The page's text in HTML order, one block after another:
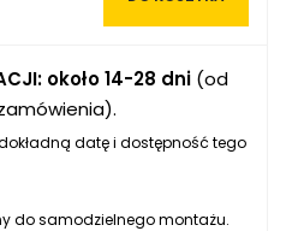
około 14-28 dni (od
datę i dostępność tego
do samodzielnego montażu.